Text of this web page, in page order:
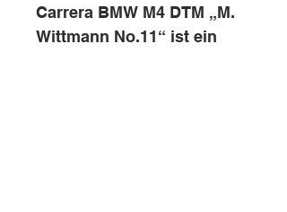
Carrera BMW M4 DTM „M.
Wittmann No.11“ ist ein